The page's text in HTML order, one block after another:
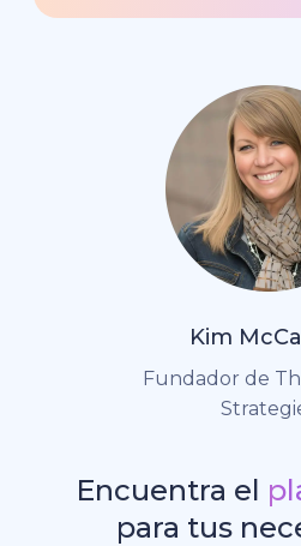
Kim
Fundador de
Encuentra el
para tus